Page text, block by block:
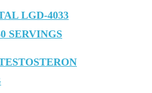
LGD-4033
SERVINGS